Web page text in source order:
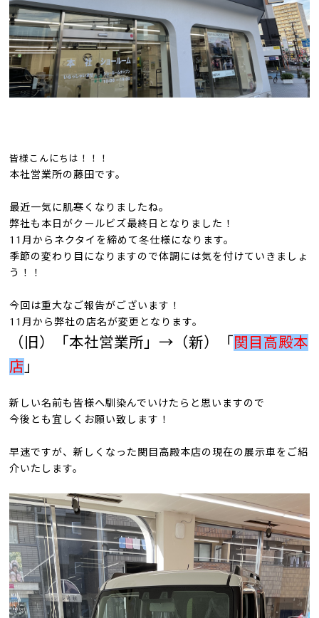
皆様 こんにちは！！！
本社営業所の藤田です。
最近一気に肌寒くなりましたね。
弊社も本日がクールビズ最終日となりました！
11月からネクタイを締めて冬仕様になります。
季節の変わり目になりますので体調には気を付けていきましょ
う！！
今回は重大なご報告がございます！
11月から弊社の店名が変更となります。
（旧）「本社営業所」→（新）「 関目高殿本
店 」
新しい名前も皆様へ馴染んでいけたらと思いますので
今後とも宜しくお願い致します！
早速ですが、新しくなった関目高殿本店の現在の展示車をご紹
介いたします。